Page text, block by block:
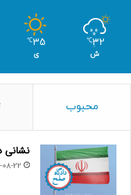
32
℃
ش
35
℃
ی
محبوب
نشانی
08-22